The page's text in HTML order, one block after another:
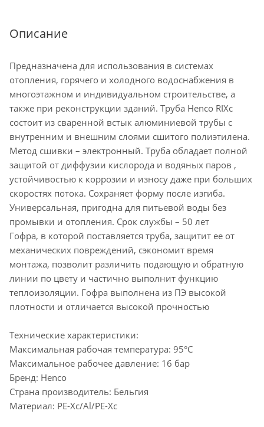
Описание
Предназначена для использования в системах
отопления, горячего и холодного водоснабжения в
многоэтажном и индивидуальном строительстве, а
также при реконструкции зданий. Труба Henco RIXc
состоит из сваренной встык алюминиевой трубы с
внутренним и внешним слоями сшитого полиэтилена.
Метод сшивки – электронный. Труба обладает полной
защитой от диффузии кислорода и водяных паров ,
устойчивостью к коррозии и износу даже при больших
скоростях потока. Сохраняет форму после изгиба.
Универсальная, пригодна для питьевой воды без
промывки и отопления. Срок службы – 50 лет
Гофра, в которой поставляется труба, защитит ее от
механических повреждений, сэкономит время
монтажа, позволит различить подающую и обратную
линии по цвету и частично выполнит функцию
теплоизоляции. Гофра выполнена из ПЭ высокой
плотности и отличается высокой прочностью
Технические характеристики:
Максимальная рабочая температура: 95°C
Максимальное рабочее давление: 16 бар
Бренд: Henco
Страна производитель: Бельгия
Материал: PE-Xc/Al/PE-Xc